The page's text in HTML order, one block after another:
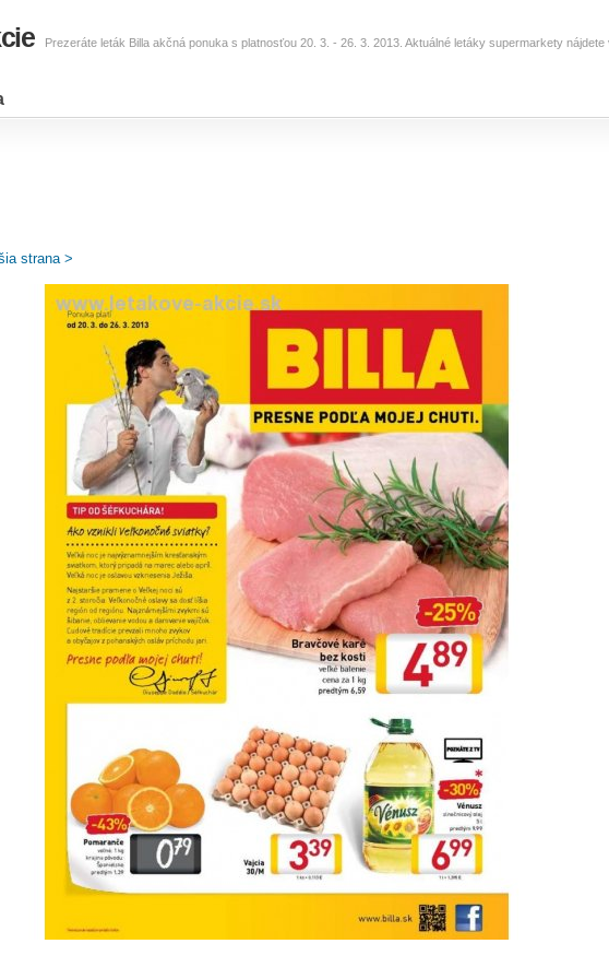
Prezeráte leták Billa akčná ponuka s platnosťou 20. 3. - 26. 3. 2013. Aktuálné letáky supermarkety
strana >